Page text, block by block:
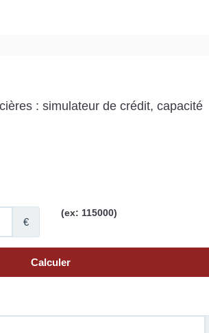
: simulateur de crédit, capacité